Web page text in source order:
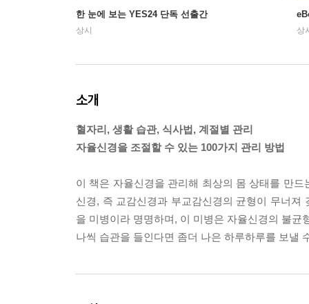
한 눈에 보는 YES24 단독 선출간
상시 상
소개
혈자리, 생활 습관, 식사법, 계절별 관리
자율신경을 조절할 수 있는 100가지 관리 방법
이 책은 자율신경을 관리해 최상의 몸 상태를 만
신경, 즉 교감신경과 부교감신경의 균형이 무너
을 미병이라 명명하며, 이 미병은 자율신경의 불
나씩 습관을 들인다면 좀더 나은 하루하루를 보낼